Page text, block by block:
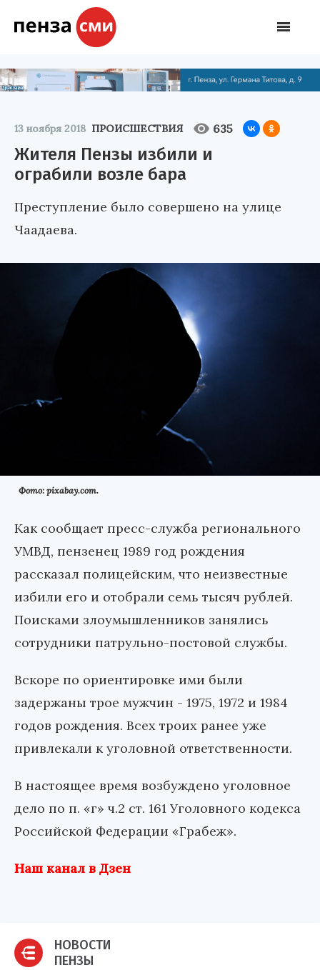
13 ноября 2018 ПРОИСШЕСТВИЯ 635
Жителя Пензы избили и
ограбили возле бара
Преступление было совершено на улице
Чаадаева.
Фото: pixabay.com.
Как сообщает пресс-служба регионального
УМВД, пензенец 1989 год рождения
рассказал полицейским, что неизвестные
избили его и отобрали семь тысяч рублей.
Поисками злоумышленников занялись
сотрудники патрульно-постовой службы.
Вскоре по ориентировке ими были
задержаны трое мужчин - 1975, 1972 и 1984
годов рождения. Всех троих ранее уже
привлекали к уголовной ответственности.
В настоящее время возбуждено уголовное
дело по п. «г» ч.2 ст. 161 Уголовного кодекса
Российской Федерации «Грабеж».
Наш канал в Дзен
НОВОСТИ
ПЕНЗЫ